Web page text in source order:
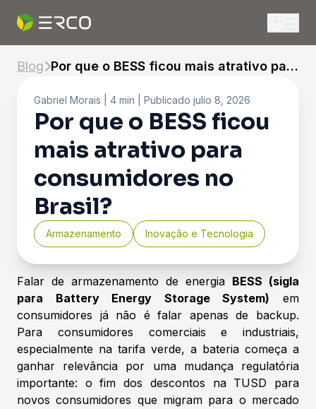
Blog Por que o BESS ficou mais atrativo para
Gabriel Morais | 4 min | Publicado julio 8, 2026
Por que o BESS ficou
mais atrativo para
consumidores no
Brasil?
Armazenamento Inovação e Tecnologia
Falar de armazenamento de energia BESS (sigla
para Battery Energy Storage System) em
consumidores já não é falar apenas de backup.
Para consumidores comerciais e industriais,
especialmente na tarifa verde, a bateria começa a
ganhar relevância por uma mudança regulatória
importante: o fim dos descontos na TUSD para
novos consumidores que migram para o mercado